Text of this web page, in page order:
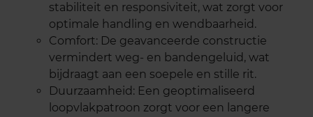
stabiliteit en responsiviteit, wat zorgt voor
optimale handling en wendbaarheid.
Comfort: De geavanceerde constructie
vermindert weg- en bandengeluid, wat
bijdraagt aan een soepele en stille rit.
Duurzaamheid: Een geoptimaliseerd
loopvlakpatroon zorgt voor een langere